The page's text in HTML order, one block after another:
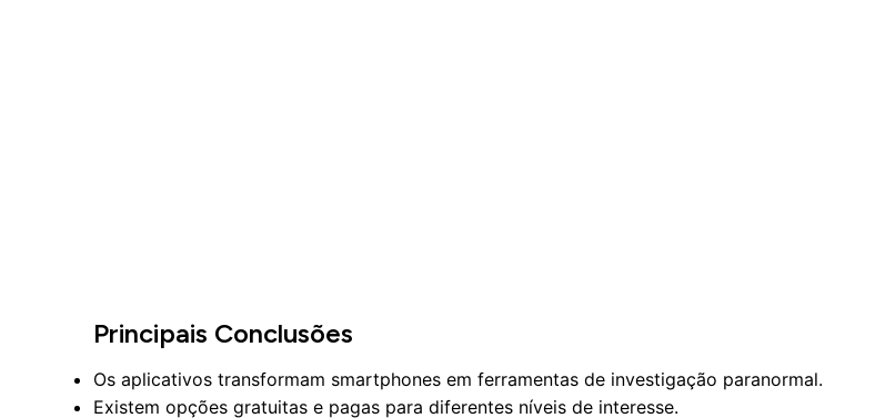
Principais Conclusões
Os aplicativos transformam smartphones em ferramentas de investigação paranormal.
Existem opções gratuitas e pagas para diferentes níveis de interesse.